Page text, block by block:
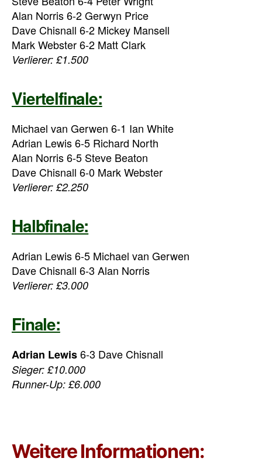
Alan Norris 6-2 Gerwyn Price
Dave Chisnall 6-2 Mickey Mansell
Mark Webster 6-2 Matt Clark
Verlierer: £1.500
Viertelfinale:
Michael van Gerwen 6-1 Ian White
Adrian Lewis 6-5 Richard North
Alan Norris 6-5 Steve Beaton
Dave Chisnall 6-0 Mark Webster
Verlierer: £2.250
Halbfinale:
Adrian Lewis 6-5 Michael van Gerwen
Dave Chisnall 6-3 Alan Norris
Verlierer: £3.000
Finale:
Adrian Lewis6-3 Dave Chisnall
Sieger: £10.000
Runner-Up: £6.000
Weitere Informationen: